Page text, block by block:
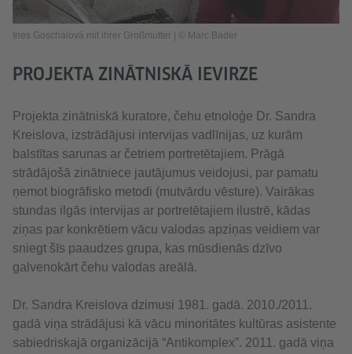
Ines Goschalová mit ihrer Großmutter | © Marc Bader
PROJEKTA ZINĀTNISKĀ IEVIRZE
Projekta zinātniskā kuratore, čehu etnoloģe Dr. Sandra
Kreislova, izstrādājusi intervijas vadlīnijas, uz kurām
balstītas sarunas ar četriem portretētajiem. Prāgā
strādājošā zinātniece jautājumus veidojusi, par pamatu
ņemot biogrāfisko metodi (mutvārdu vēsture). Vairākas
stundas ilgās intervijas ar portretētajiem ilustrē, kādas
ziņas par konkrētiem vācu valodas apziņas veidiem var
sniegt šīs paaudzes grupa, kas mūsdienās dzīvo
galvenokārt čehu valodas areālā.
Dr. Sandra Kreislova dzimusi 1981. gadā. 2010./2011.
gadā viņa strādājusi kā vācu minoritātes kultūras asistente
sabiedriskajā organizācijā “Antikomplex”. 2011. gadā viņa